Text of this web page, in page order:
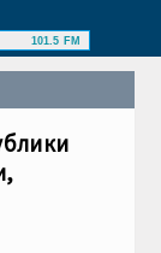
101.5 FM